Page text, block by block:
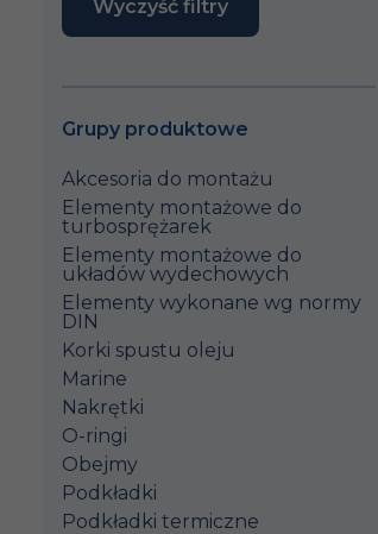
Wyczyść filtry
Grupy produktowe
Akcesoria do montażu
Elementy montażowe do
turbosprężarek
Elementy montażowe do
układów wydechowych
Elementy wykonane wg normy
DIN
Korki spustu oleju
Marine
Nakrętki
O-ringi
Obejmy
Podkładki
Podkładki termiczne